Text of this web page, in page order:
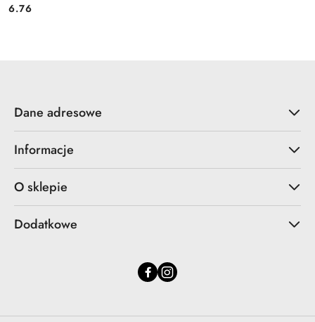
Cena:
6.76
Dane adresowe
Informacje
O sklepie
Dodatkowe